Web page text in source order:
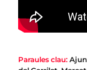
Paraules clau: